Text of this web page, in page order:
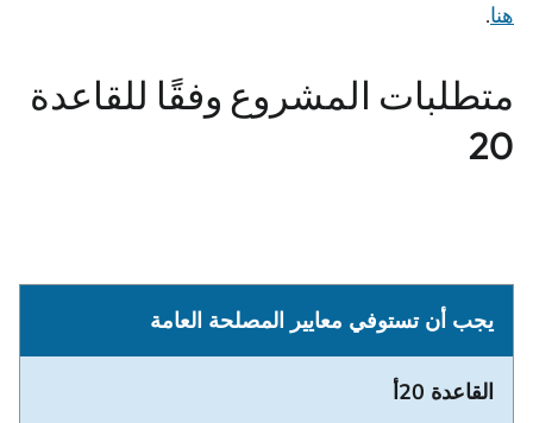
هنا.
متطلبات المشروع وفقًا للقاعدة
20
يجب أن تستوفي معايير المصلحة العامة
القاعدة 20أ